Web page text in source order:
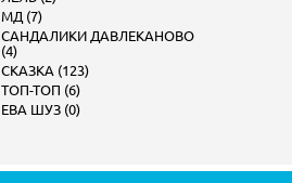
МД (7)
САНДАЛИКИ ДАВЛЕКАНОВО
(4)
СКАЗКА (123)
ТОП-ТОП (6)
ЕВА ШУЗ (0)